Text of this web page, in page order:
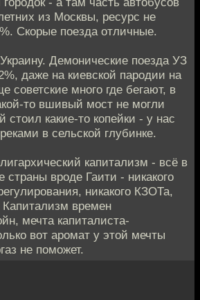
из Москвы, ресурс не
Скорые поезда отличные.
Демонические поезда УЗ
даже на киевской пародии на
много где бегают, в
то вшивый мост не могли
стоил какие-то копейки - у нас
в сельской глубинке.
капитализм - всё в
вроде Гаити - никакого
никакого КЗОТа,
Капитализм времен
мечта капиталиста-
вот аромат у этой мечты
не поможет.